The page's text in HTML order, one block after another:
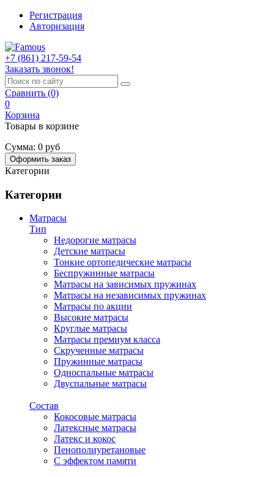
Регистрация
Авторизация
+7 (861) 217-59-54
Заказать звонок!
Сравнить (0)
0
Корзина
Товары в корзине
Сумма: 0 руб
Оформить заказ
Категории
Категории
Матрасы
Тип
Недорогие матрасы
Детские матрасы
Тонкие ортопедические матрасы
Беспружинные матрасы
Матрасы на зависимых пружинах
Матрасы на независимых пружинах
Матрасы по акции
Высокие матрасы
Круглые матрасы
Матрасы премиум класса
Скрученные матрасы
Пружинные матрасы
Односпальные матрасы
Двуспальные матрасы
Состав
Кокосовые матрасы
Латексные матрасы
Латекс и кокос
Пенополиуретановые
С эффектом памяти